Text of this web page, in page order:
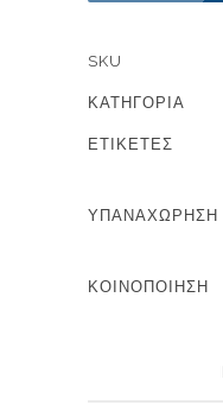
SKU
ΚΑΤΗΓΟΡΙΑ
ΕΤΙΚΈΤΕΣ
ΥΠΑΝΑΧΩΡΗΣΗ
ΚΟΙΝΟΠΟΙΗΣΗ